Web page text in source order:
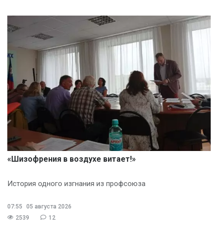
«Шизофрения в воздухе витает!»
История одного изгнания из профсоюза
07:55
05 августа 2026
2539
12